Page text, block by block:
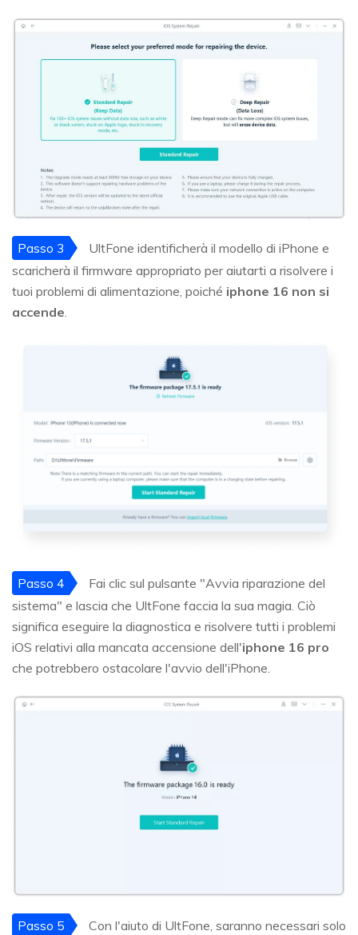
Passo 3
UltFone identificherà il modello di iPhone e
scaricherà il firmware appropriato per aiutarti a risolvere i
tuoi problemi di alimentazione, poiché iphone 16 non si
accende
Passo 4
Fai clic sul pulsante "Avvia riparazione del
sistema" e lascia che UltFone faccia la sua magia. Ciò
significa eseguire la diagnostica e risolvere tutti i problemi
iOS relativi alla mancata accensione dell'iphone 16 pro
che potrebbero ostacolare l'avvio dell'iPhone.
Passo 5 Con l'aiuto di UltFone, saranno necessari solo